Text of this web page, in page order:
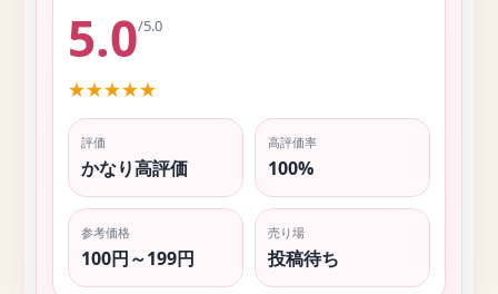
5.0/5.0
★★★★★
評価
かなり高評価
高評価率
100%
参考価格
100円～199円
売り場
投稿待ち